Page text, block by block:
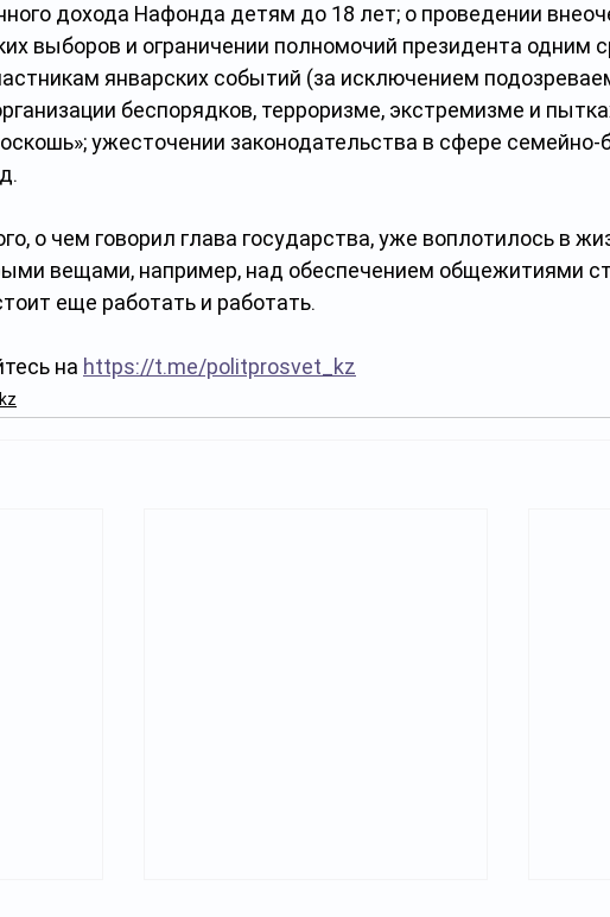
дохода Нафонда детям до 18 лет; о проведении
выборов и ограничении полномочий президента одним
январских событий (за исключением
беспорядков, терроризме, экстремизме и
ужесточении законодательства в сфере семейно-
о чем говорил глава государства, уже воплотилось в
вещами, например, над обеспечением общежитиями
еще работать и работать.
на https://t.me/politprosvet_kz